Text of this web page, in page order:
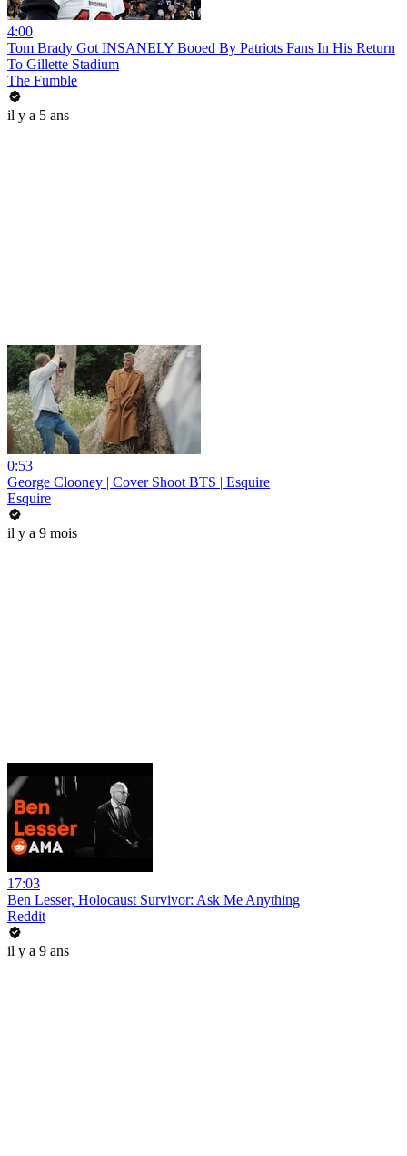
4:00
Tom Brady Got INSANELY Booed By Patriots Fans In His Return
To Gillette Stadium
The Fumble
il y a 5 ans
0:53
George Clooney | Cover Shoot BTS | Esquire
Esquire
il y a 9 mois
17:03
Ben Lesser, Holocaust Survivor: Ask Me Anything
Reddit
il y a 9 ans